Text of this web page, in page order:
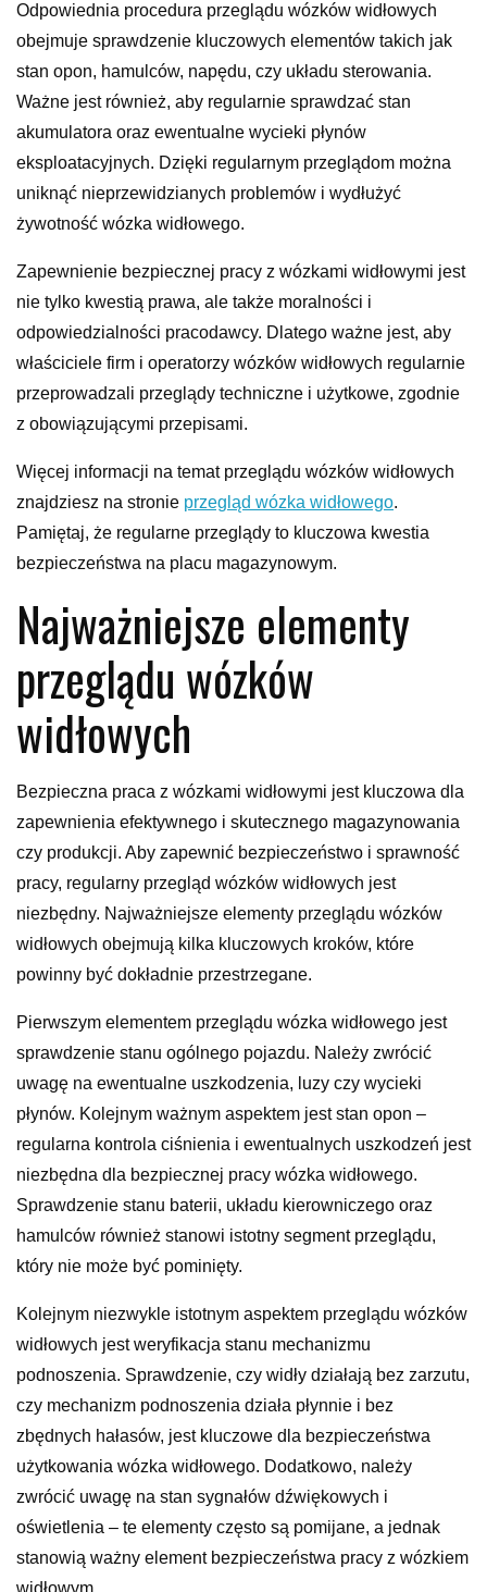
Odpowiednia procedura przeglądu wózków widłowych
obejmuje sprawdzenie kluczowych elementów takich jak
stan opon, hamulców, napędu, czy układu sterowania.
Ważne jest również, aby regularnie sprawdzać stan
akumulatora oraz ewentualne wycieki płynów
eksploatacyjnych. Dzięki regularnym przeglądom można
uniknąć nieprzewidzianych problemów i wydłużyć
żywotność wózka widłowego.
Zapewnienie bezpiecznej pracy z wózkami widłowymi jest
nie tylko kwestią prawa, ale także moralności i
odpowiedzialności pracodawcy. Dlatego ważne jest, aby
właściciele firm i operatorzy wózków widłowych regularnie
przeprowadzali przeglądy techniczne i użytkowe, zgodnie
z obowiązującymi przepisami.
Więcej informacji na temat przeglądu wózków widłowych
znajdziesz na stronie przegląd wózka widłowego.
Pamiętaj, że regularne przeglądy to kluczowa kwestia
bezpieczeństwa na placu magazynowym.
Najważniejsze elementy
przeglądu wózków
widłowych
Bezpieczna praca z wózkami widłowymi jest kluczowa dla
zapewnienia efektywnego i skutecznego magazynowania
czy produkcji. Aby zapewnić bezpieczeństwo i sprawność
pracy, regularny przegląd wózków widłowych jest
niezbędny. Najważniejsze elementy przeglądu wózków
widłowych obejmują kilka kluczowych kroków, które
powinny być dokładnie przestrzegane.
Pierwszym elementem przeglądu wózka widłowego jest
sprawdzenie stanu ogólnego pojazdu. Należy zwrócić
uwagę na ewentualne uszkodzenia, luzy czy wycieki
płynów. Kolejnym ważnym aspektem jest stan opon –
regularna kontrola ciśnienia i ewentualnych uszkodzeń jest
niezbędna dla bezpiecznej pracy wózka widłowego.
Sprawdzenie stanu baterii, układu kierowniczego oraz
hamulców również stanowi istotny segment przeglądu,
który nie może być pominięty.
Kolejnym niezwykle istotnym aspektem przeglądu wózków
widłowych jest weryfikacja stanu mechanizmu
podnoszenia. Sprawdzenie, czy widły działają bez zarzutu,
czy mechanizm podnoszenia działa płynnie i bez
zbędnych hałasów, jest kluczowe dla bezpieczeństwa
użytkowania wózka widłowego. Dodatkowo, należy
zwrócić uwagę na stan sygnałów dźwiękowych i
oświetlenia – te elementy często są pomijane, a jednak
stanowią ważny element bezpieczeństwa pracy z wózkiem
widłowym.